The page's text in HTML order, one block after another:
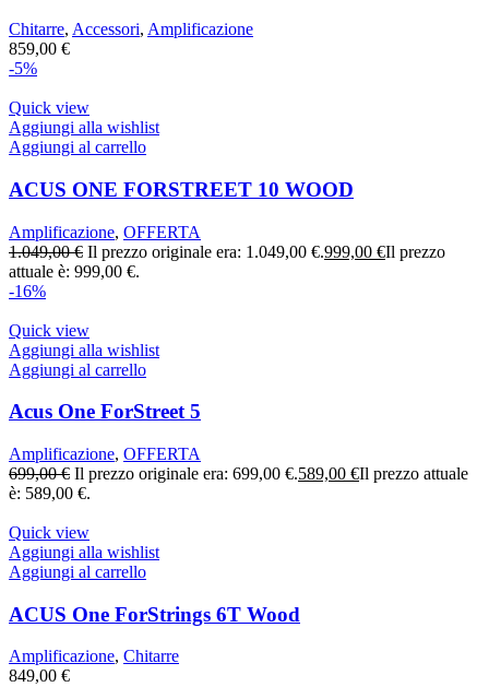
Chitarre, Accessori, Amplificazione
859,00 €
-5%
Quick view
Aggiungi alla wishlist
Aggiungi al carrello
ACUS ONE FORSTREET 10 WOOD
Amplificazione, OFFERTA
1.049,00€ Il prezzo originale era: 1.049,00 €.999,00 €Il prezzo
attuale è: 999,00 €.
-16%
Quick view
Aggiungi alla wishlist
Aggiungi al carrello
Acus One ForStreet 5
Amplificazione, OFFERTA
699,00€ Il prezzo originale era: 699,00 €.589,00 €Il prezzo attuale
è: 589,00 €.
Quick view
Aggiungi alla wishlist
Aggiungi al carrello
ACUS One ForStrings 6T Wood
Amplificazione, Chitarre
849,00 €